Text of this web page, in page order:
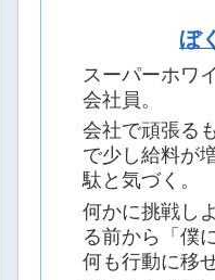
ぼ
スーパーホワ
会社員。
会社で頑張る
で少し給料が
駄と気づく。
何かに挑戦し
る前から「僕
何も行動に移